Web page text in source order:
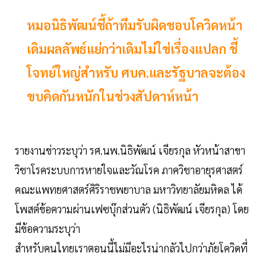
หมอนิธิพัฒน์ชี้ถ้าทีมรับผิดชอบโควิดหน้า
เดิมผลลัพธ์แย่กว่าเดิมไม่ใช่เรื่องแปลก ชี้
โจทย์ใหญ่สำหรับ ศบค.และรัฐบาลจะต้อง
ขบคิดกันหนักในช่วงสัปดาห์หน้า
รายงานข่าวระบุว่า รศ.นพ.นิธิพัฒน์ เจียรกุล หัวหน้าสาขา
วิชาโรคระบบการหายใจและวัณโรค ภาควิชาอายุรศาสตร์
คณะแพทยศาสตร์ศิริราชพยาบาล มหาวิทยาลัยมหิดล ได้
โพสต์ข้อความผ่านเฟซบุ๊กส่วนตัว (นิธิพัฒน์ เจียรกุล) โดย
มีข้อความระบุว่า
สำหรับคนไทยเราตอนนี้ไม่มีอะไรน่ากลัวไปกว่าภัยโควิดที่